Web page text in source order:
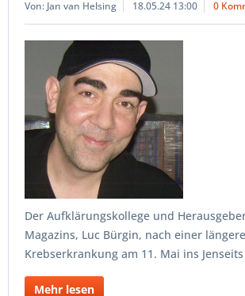
Von: Jan van Helsing 18.05.24 13:00 0
Der Aufklärungskollege und
Magazins, Luc Bürgin, nach einer
Krebserkrankung am 11. Mai ins
Mehr lesen